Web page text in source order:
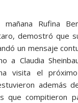
Rufina
demostró que
un mensaje
a Claudia
visita el
además
que compitieron